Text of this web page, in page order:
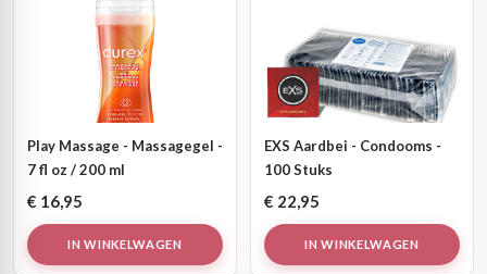
Play Massage - Massagegel -
7 fl oz / 200 ml
€ 16,95
IN WINKELWAGEN
EXS Aardbei - Condooms -
100 Stuks
€ 22,95
IN WINKELWAGEN